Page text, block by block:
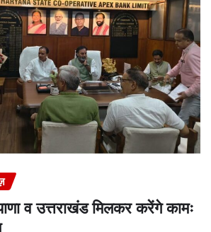
व उत्तराखंड मिलकर करेंगे कामः